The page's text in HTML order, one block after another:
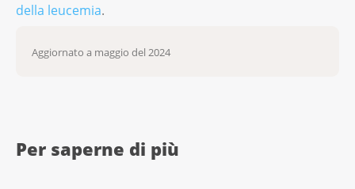
della leucemia.
Aggiornato a maggio del 2024
Per saperne di più